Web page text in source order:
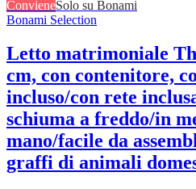
ConvieneSolo su Bonami
Bonami Selection
Letto matrimoniale
cm, con contenitore,
incluso/con rete
schiuma a freddo/in
mano/facile da
graffi di animali